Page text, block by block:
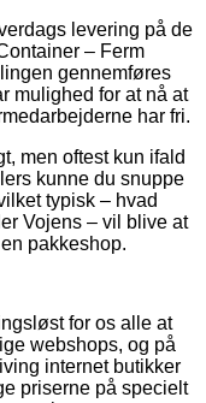
levering på de
– Ferm
gennemføres
mulighed for at nå at
har fri.
men oftest kun ifald
kunne du snuppe
typisk – hvad
Vojens – vil blive at
pakkeshop.
for os alle at
webshops, og på
internet butikker
priserne på specielt